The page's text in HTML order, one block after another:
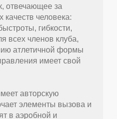
отвечающее за
качеств человека:
гибкости,
всех членов клуба,
атлетичной формы
имеет свой
авторскую
элементы вызова и
в аэробной и